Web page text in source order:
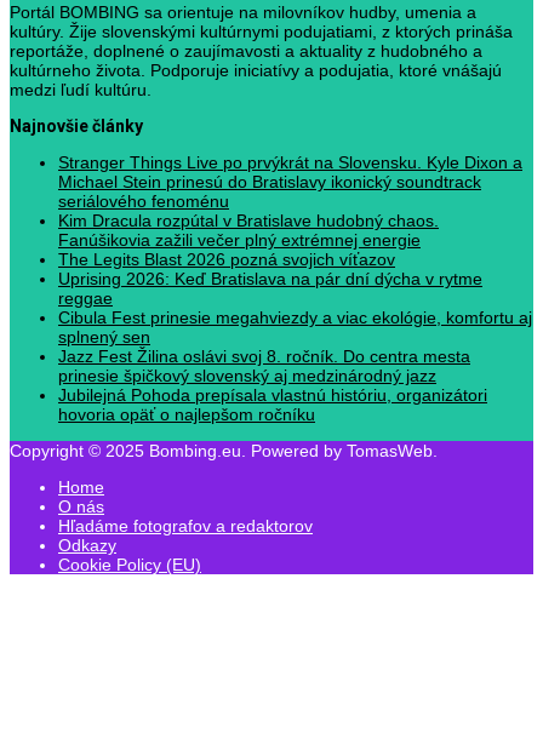
Portál BOMBING sa orientuje na milovníkov hudby, umenia a
kultúry. Žije slovenskými kultúrnymi podujatiami, z ktorých prináša
reportáže, doplnené o zaujímavosti a aktuality z hudobného a
kultúrneho života. Podporuje iniciatívy a podujatia, ktoré vnášajú
medzi ľudí kultúru.
Najnovšie články
Stranger Things Live po prvýkrát na Slovensku. Kyle Dixon a
Michael Stein prinesú do Bratislavy ikonický soundtrack
seriálového fenoménu
Kim Dracula rozpútal v Bratislave hudobný chaos.
Fanúšikovia zažili večer plný extrémnej energie
The Legits Blast 2026 pozná svojich víťazov
Uprising 2026: Keď Bratislava na pár dní dýcha v rytme
reggae
Cibula Fest prinesie megahviezdy a viac ekológie, komfortu aj
splnený sen
Jazz Fest Žilina oslávi svoj 8. ročník. Do centra mesta
prinesie špičkový slovenský aj medzinárodný jazz
Jubilejná Pohoda prepísala vlastnú históriu, organizátori
hovoria opäť o najlepšom ročníku
Copyright © 2025 Bombing.eu. Powered by TomasWeb.
Home
O nás
Hľadáme fotografov a redaktorov
Odkazy
Cookie Policy (EU)